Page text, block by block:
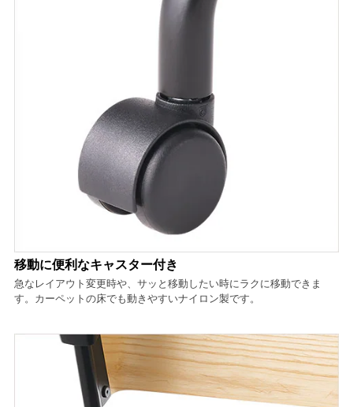
移動に便利なキャスター付き
急なレイアウト変更時や、サッと移動したい時にラクに移動できま
す。カーペットの床でも動きやすいナイロン製です。